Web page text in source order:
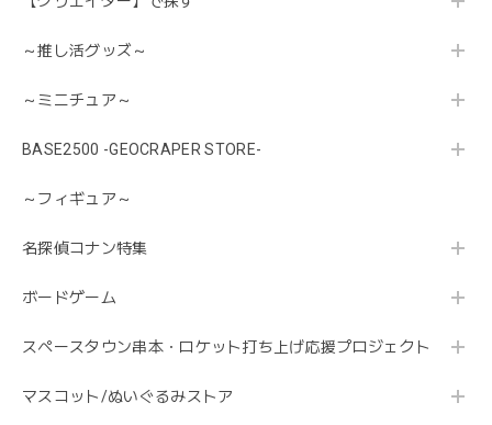
～推し活グッズ～
～ミニチュア～
BASE2500 -GEOCRAPER STORE-
～フィギュア～
名探偵コナン特集
ボードゲーム
スペースタウン串本・ロケット打ち上げ応援プロジェクト
マスコット/ぬいぐるみストア